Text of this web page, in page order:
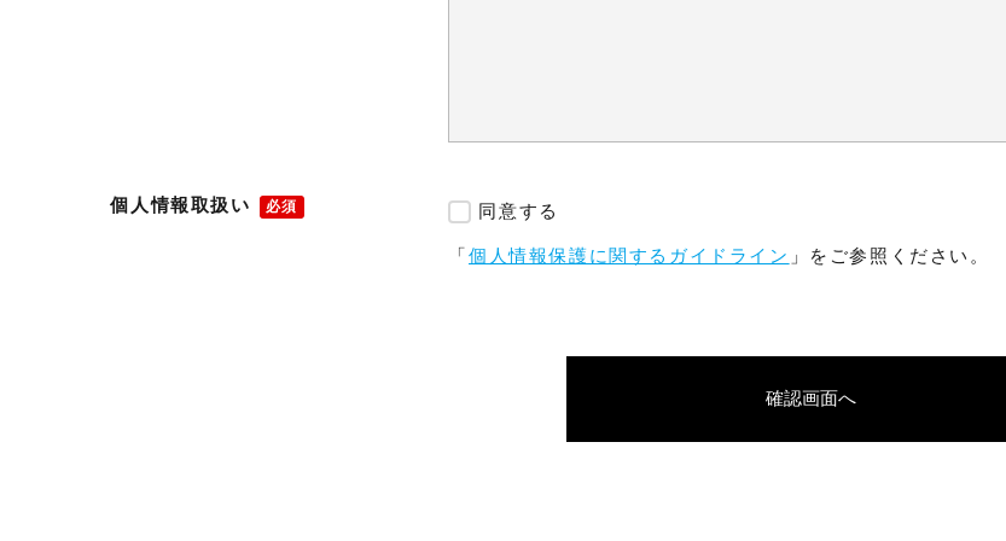
個人情報取扱い 必須 同意する
「個人情報保護に関するガイドライン 」をご参照ください。
確認画面へ